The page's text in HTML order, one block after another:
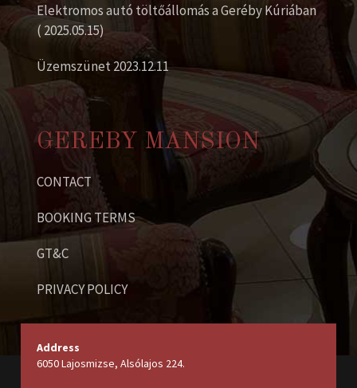
Elektromos autó töltőállomás a Geréby Kúriában
( 2025.05.15)
Üzemszünet 2023.12.11
GEREBY MANSION
CONTACT
BOOKING TERMS
GT&C
PRIVACY POLICY
Address
6050 Lajosmizse, Alsólajos 224.